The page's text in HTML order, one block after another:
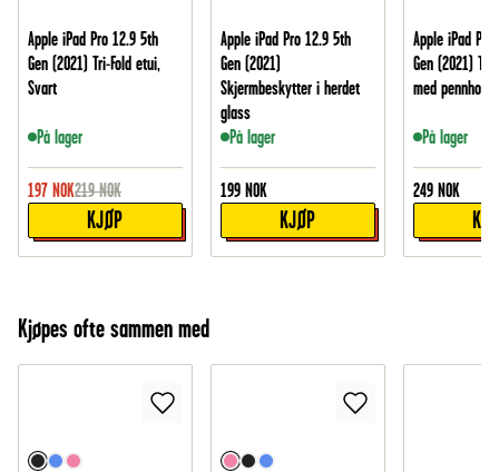
Apple iPad Pro 12.9 5th
Gen (2021) Tri-Fold etui,
Svart
På lager
197 NOK219 NOK
KJØP
Apple iPad Pro 12.9 5th
Gen (2021)
Skjermbeskytter i herdet
glass
På lager
199 NOK
KJØP
Apple iPad
Gen (2021)
med
På lager
249 NOK
Kjøpes ofte sammen med